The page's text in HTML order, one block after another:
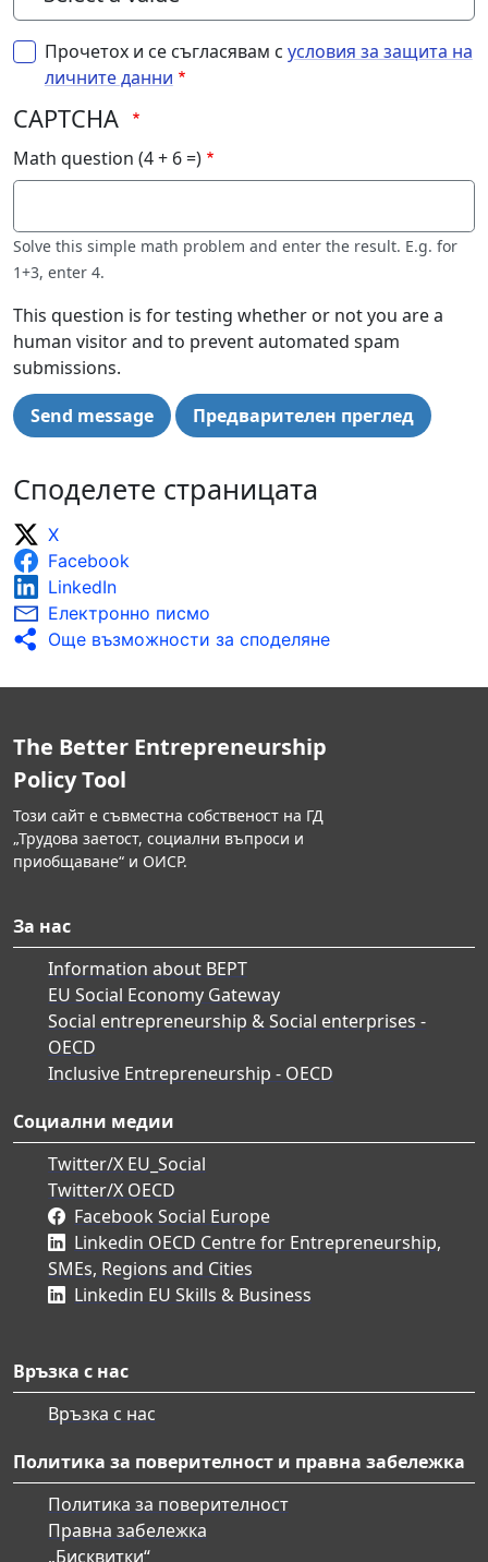
Прочетох и се съгласявам с условия за защита на
личните данни
CAPTCHA
Math question (4 + 6 =)
Solve this simple math problem and enter the result. E.g. for
1+3, enter 4.
This question is for testing whether or not you are a
human visitor and to prevent automated spam
submissions.
Споделете страницата
X
Facebook
LinkedIn
Електронно писмо
Още възможности за споделяне
The Better Entrepreneurship
Policy Tool
Този сайт е съвместна собственост на ГД
„Трудова заетост, социални въпроси и
приобщаване“ и ОИСР.
За нас
Information about BEPT
EU Social Economy Gateway
Social entrepreneurship & Social enterprises -
OECD
Inclusive Entrepreneurship - OECD
Социални медии
Twitter/X EU_Social
Twitter/X OECD
Facebook Social Europe
Linkedin OECD Centre for Entrepreneurship,
SMEs, Regions and Cities
Linkedin EU Skills & Business
Връзка с нас
Връзка с нас
Политика за поверителност и правна забележка
Политика за поверителност
Правна забележка
„Бисквитки“